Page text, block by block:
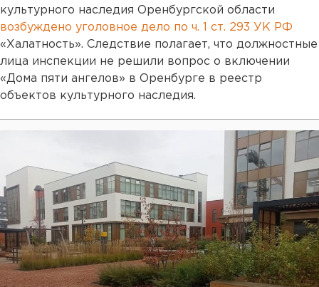
культурного наследия Оренбургской области
возбуждено уголовное дело по ч. 1 ст. 293 УК РФ
«Халатность». Следствие полагает, что должностные
лица инспекции не решили вопрос о включении
«Дома пяти ангелов» в Оренбурге в реестр
объектов культурного наследия.